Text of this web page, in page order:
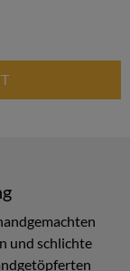
und schlichte